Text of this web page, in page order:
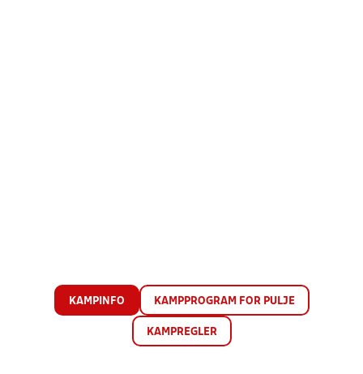
KAMPINFO KAMPPROGRAM FOR PULJE
KAMPREGLER